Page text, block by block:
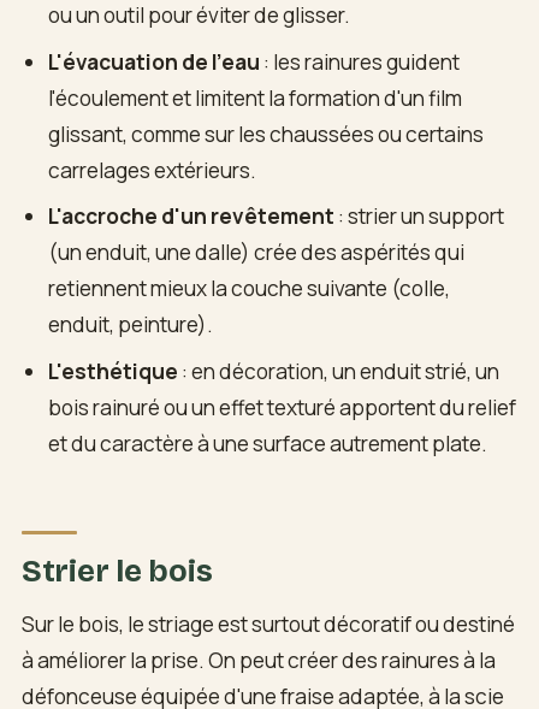
ou un outil pour éviter de glisser.
L'évacuation de l'eau : les rainures guident
l'écoulement et limitent la formation d'un film
glissant, comme sur les chaussées ou certains
carrelages extérieurs.
L'accroche d'un revêtement : strier un support
(un enduit, une dalle) crée des aspérités qui
retiennent mieux la couche suivante (colle,
enduit, peinture).
L'esthétique : en décoration, un enduit strié, un
bois rainuré ou un effet texturé apportent du relief
et du caractère à une surface autrement plate.
Strier le bois
Sur le bois, le striage est surtout décoratif ou destiné
à améliorer la prise. On peut créer des rainures à la
défonceuse équipée d'une fraise adaptée, à la scie